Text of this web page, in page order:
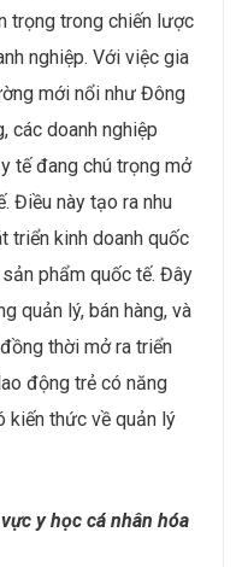
trọng trong chiến lược
nghiệp. Với việc gia
mới nổi như Đông
các doanh nghiệp
tế đang chú trọng mở
Điều này tạo ra nhu
triển kinh doanh quốc
phẩm quốc tế. Đây
quản lý, bán hàng, và
thời mở ra triển
động trẻ có năng
kiến thức về quản lý
y học cá nhân hóa